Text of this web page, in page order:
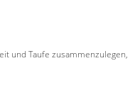
und Taufe zusammenzulegen,